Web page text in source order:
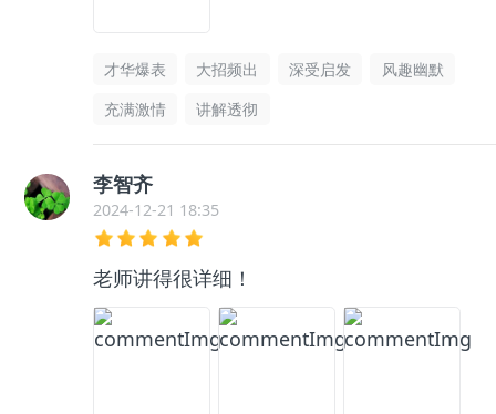
才华爆表 大招频出 深受启发
风趣幽默
充满激情
讲解透彻
李智齐
2024-12-21 18:35
老师讲得很详细！